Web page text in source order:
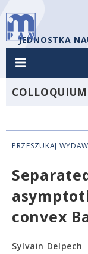
JEDNOSTKA
PRZESZUKAJ
convex
Sylvain Delpech